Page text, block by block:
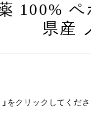
100%
県産
をクリックしてくださ